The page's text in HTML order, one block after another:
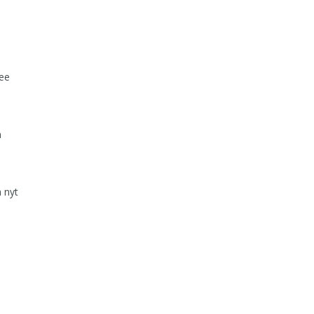
nyt